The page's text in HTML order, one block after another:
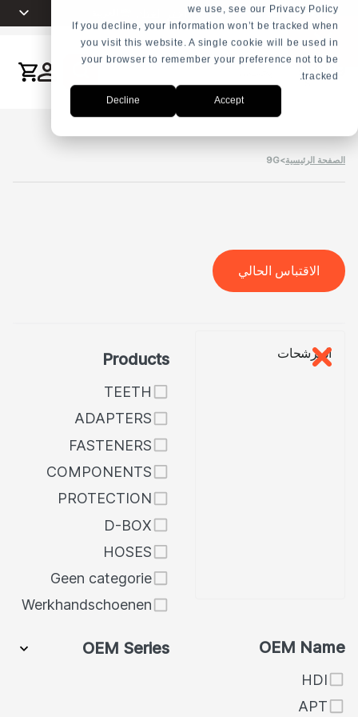
we use, see our Privacy Policy
If you decline, your information won’t be tracked when
you visit this website. A single cookie will be used in
your browser to remember your preference not to be
tracked.
Accept
Decline
+31 23 5278282
English
Español
الصفحة الرئيسية>
9G
المرشحات Products
TEETH
ADAPTERS
FASTENERS
COMPONENTS
PROTECTION
D-BOX
HOSES
Geen categorie
Werkhandschoenen
OEM Name
HDI
APT
OEM Series
الاقتباس الحالي